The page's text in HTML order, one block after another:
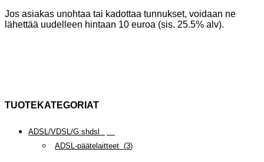
TUOTEKATEGORIAT
ADSL/VDSL/G.shdsl
ADSL-päätelaitteet (3)
Jos asiakas unohtaa tai kadottaa tunnukset, voidaan ne
lähettää uudelleen hintaan 10 euroa (sis. 25.5% alv).